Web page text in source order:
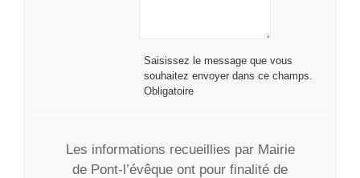
Saisissez le message que vous
souhaitez envoyer dans ce champs.
Obligatoire
Les informations recueillies par Mairie
de Pont-l’évêque ont pour finalité de